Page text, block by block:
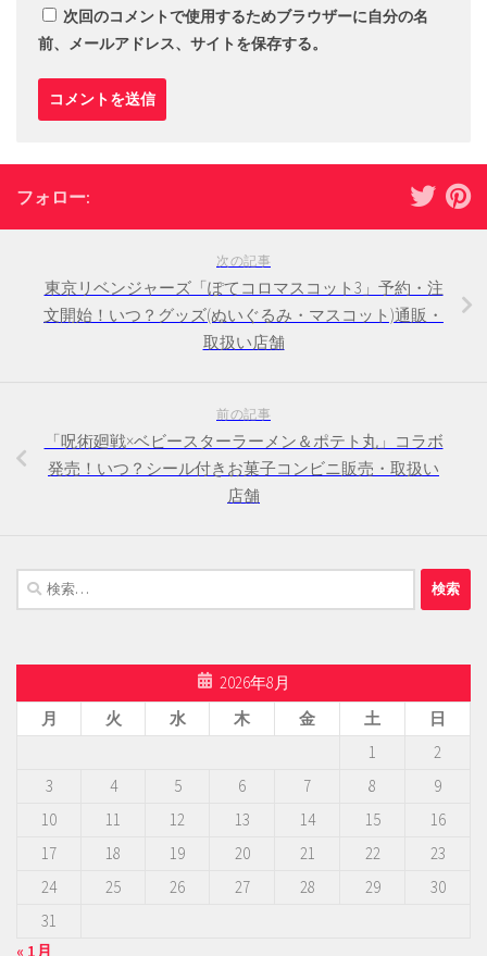
次回のコメントで使用するためブラウザーに自分の名
前、メールアドレス、サイトを保存する。
フォロー:
次の記事
東京リベンジャーズ「ぽてコロマスコット3」予約・注
文開始！いつ？グッズ(ぬいぐるみ・マスコット)通販・
取扱い店舗
前の記事
「呪術廻戦×ベビースターラーメン＆ポテト丸」コラボ
発売！いつ？シール付きお菓子コンビニ販売・取扱い
店舗
検
索:
2026年8月
月
火 水 木 金 土
日
1
2
3
4 5 6 7 8
9
10
11 12 13 14 15
16
17
18 19 20 21 22
23
24
25 26 27 28 29
30
31
« 1月